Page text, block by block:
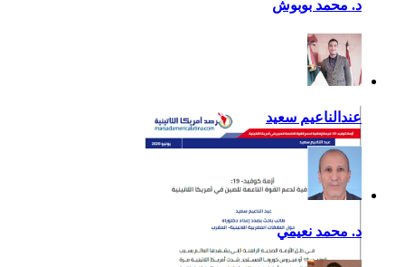
د. محمد بوبوش
عندالناعيم سعيد
د. محمد نعيمي